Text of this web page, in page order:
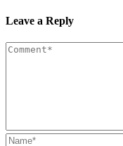
Leave a Reply